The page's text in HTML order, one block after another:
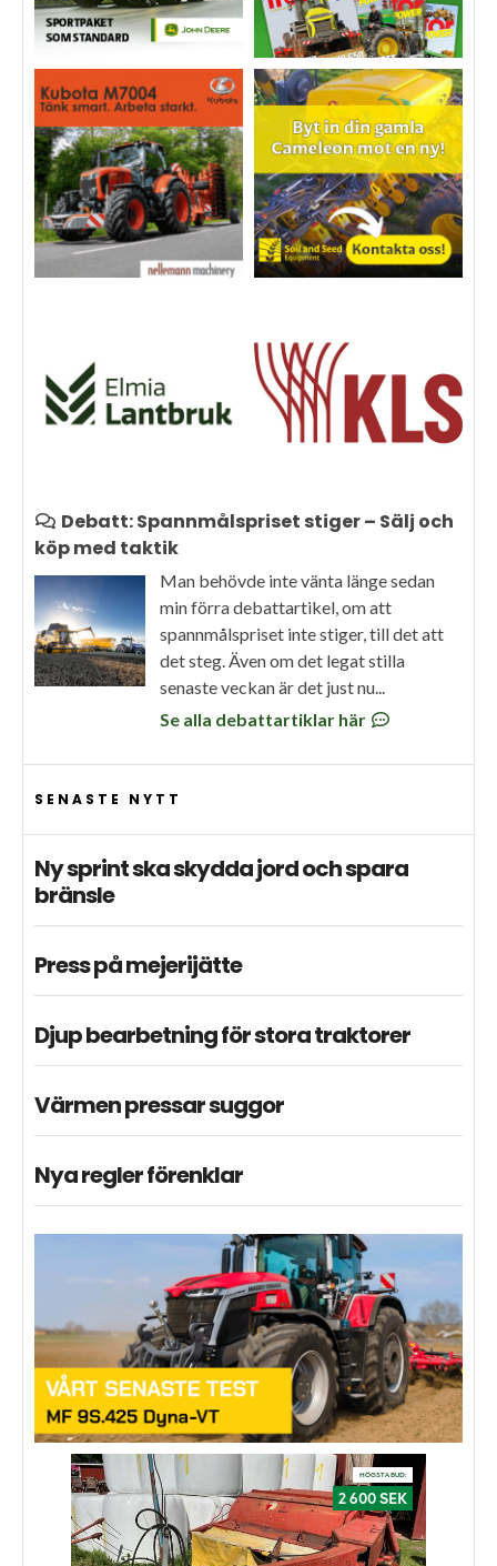
Debatt: Spannmålspriset stiger – Sälj och
köp med taktik
Man behövde inte vänta länge sedan
min förra debattartikel, om att
spannmålspriset inte stiger, till det att
det steg. Även om det legat stilla
senaste veckan är det just nu...
Se alla debattartiklar här
SENASTE NYTT
Ny sprint ska skydda jord och spara
bränsle
Press på mejerijätte
Djup bearbetning för stora traktorer
Värmen pressar suggor
Nya regler förenklar